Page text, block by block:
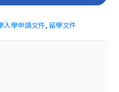
入學申請文件, 留學文件